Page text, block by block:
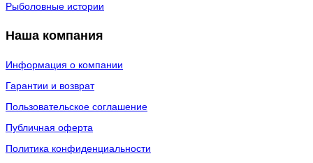
Рыболовные истории
Наша компания
Информация о компании
Гарантии и возврат
Пользовательское соглашение
Публичная оферта
Политика конфиденциальности